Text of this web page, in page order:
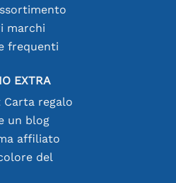
marchi
frequenti
EXTRA
regalo
un blog
affiliato
del